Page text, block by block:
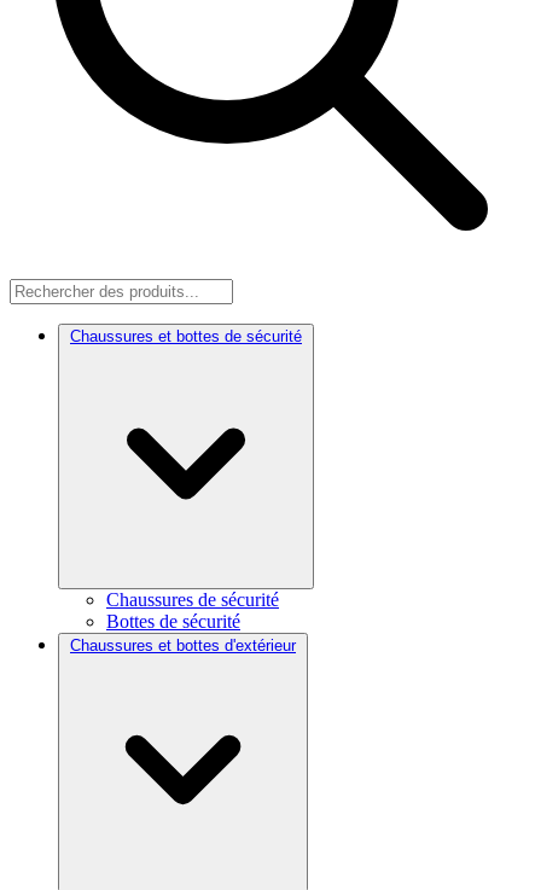
Chaussures et bottes de sécurité
Chaussures de sécurité
Bottes de sécurité
Chaussures et bottes d'extérieur